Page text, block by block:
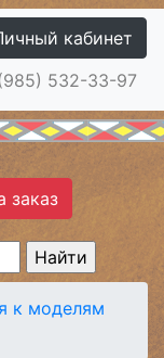
кабинет
532-33-97
заказ
к моделям